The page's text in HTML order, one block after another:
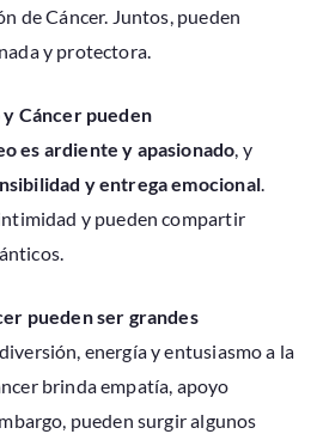
de Cáncer. Juntos, pueden
y protectora.
y Cáncer pueden
es ardiente y apasionado, y
y entrega emocional.
y pueden compartir
pueden ser grandes
energía y entusiasmo a la
brinda empatía, apoyo
pueden surgir algunos